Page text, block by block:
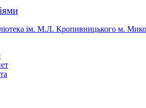
ім. М.Л. Кропивницького м.